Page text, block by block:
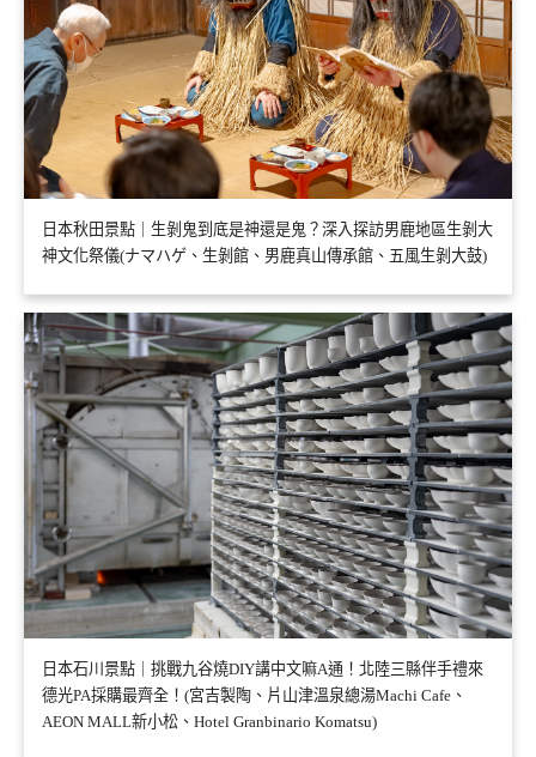
日本秋田景點｜生剝鬼到底是神還是鬼？深入探訪男鹿地區生剝大
神文化祭儀(ナマハゲ、生剝館、男鹿真山傳承館、五風生剝大鼓)
日本石川景點｜挑戰九谷燒DIY講中文嘛A通！北陸三縣伴手禮來
德光PA採購最齊全！(宮吉製陶、片山津溫泉總湯Machi Cafe、
AEON MALL新小松、Hotel Granbinario Komatsu)